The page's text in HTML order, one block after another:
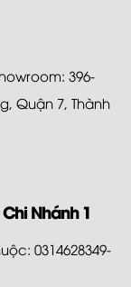
396-
Quận 7, Thành
Nhánh 1
0314628349-